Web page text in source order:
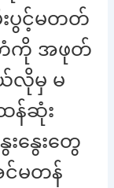
းပွင့်မတတ်
တံကို အဖုတ်
လိုမှ မ
န်ဆုံး
နွေးတွေ
မတန်